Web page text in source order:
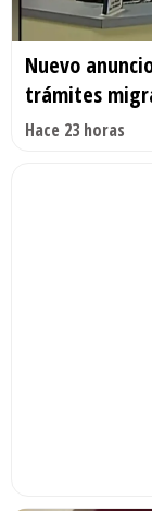
Nuevo
trámites
Hace 23 horas